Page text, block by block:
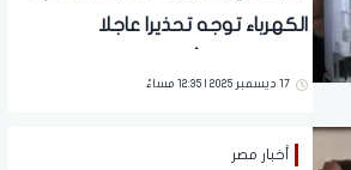
الكهرباء توجه تحذيرا عاجلا
17 ديسمبر 2025 | 12:35 مساءً
أخبار مصر